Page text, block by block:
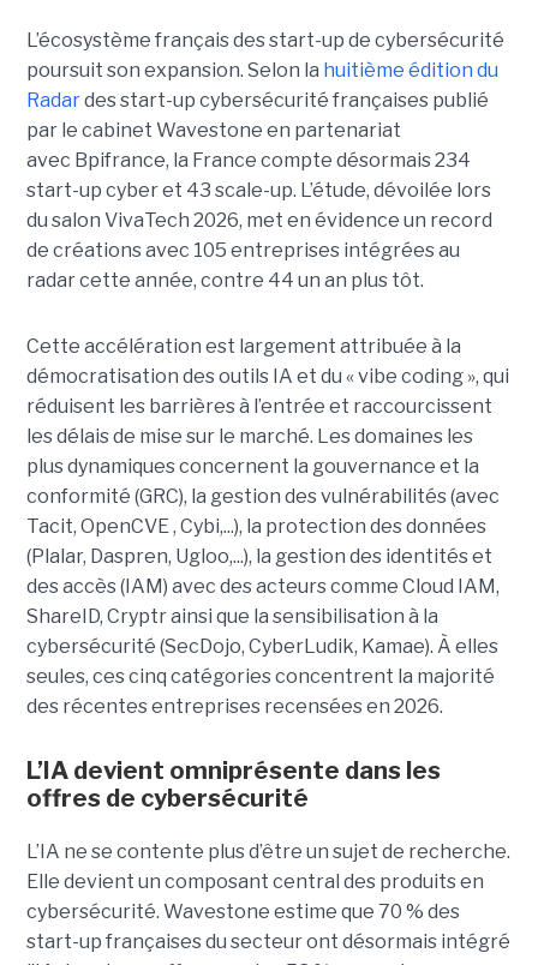
L’écosystème français des start-up de cybersécurité
poursuit son expansion. Selon la huitième édition du
Radardes start-up cybersécurité françaises publié
par le cabinet Wavestone en partenariat
avec Bpifrance, la France compte désormais 234
start-up cyber et 43 scale-up. L’étude, dévoilée lors
du salon VivaTech 2026, met en évidence un record
de créations avec 105 entreprises intégrées au
radar cette année, contre 44 un an plus tôt.
Cette accélération est largement attribuée à la
démocratisation des outils IA et du « vibe coding », qui
réduisent les barrières à l’entrée et raccourcissent
les délais de mise sur le marché. Les domaines les
plus dynamiques concernent la gouvernance et la
conformité (GRC), la gestion des vulnérabilités (avec
Tacit, OpenCVE , Cybi,...), la protection des données
(Plalar, Daspren, Ugloo,...), la gestion des identités et
des accès (IAM) avec des acteurs comme Cloud IAM,
ShareID, Cryptr ainsi que la sensibilisation à la
cybersécurité (SecDojo, CyberLudik, Kamae). À elles
seules, ces cinq catégories concentrent la majorité
des récentes entreprises recensées en 2026.
L’IA devient omniprésente dans les
offres de cybersécurité
L’IA ne se contente plus d’être un sujet de recherche.
Elle devient un composant central des produits en
cybersécurité. Wavestone estime que 70 % des
start-up françaises du secteur ont désormais intégré